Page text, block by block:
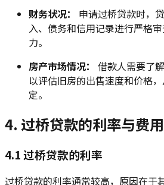
财务状况：
申请过桥贷款时，
入、债务和信用记录进行严格
力。
房产市场情况：
借款人需要了
以评估旧房的出售速度和价格
定。
4. 过桥贷款的利率与费用
4.1 过桥贷款的利率
过桥贷款的利率通常较高，原因在于